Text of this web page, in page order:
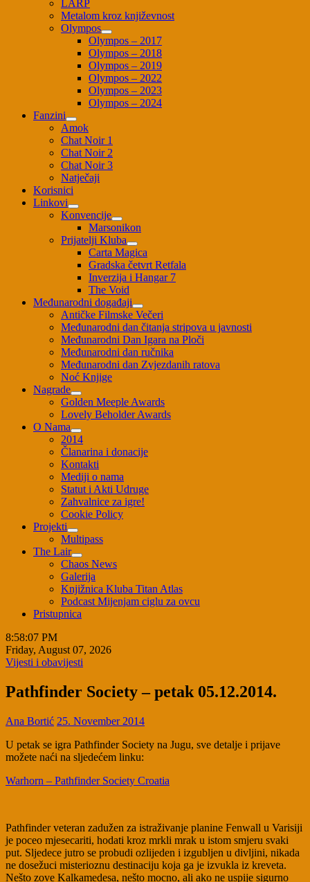
LARP
Metalom kroz književnost
Olympos
Olympos – 2017
Olympos – 2018
Olympos – 2019
Olympos – 2022
Olympos – 2023
Olympos – 2024
Fanzini
Amok
Chat Noir 1
Chat Noir 2
Chat Noir 3
Natječaji
Korisnici
Linkovi
Konvencije
Marsonikon
Prijatelji Kluba
Carta Magica
Gradska četvrt Retfala
Inverzija i Hangar 7
The Void
Međunarodni događaji
Antičke Filmske Večeri
Međunarodni dan čitanja stripova u javnosti
Međunarodni Dan Igara na Ploči
Međunarodni dan ručnika
Međunarodni dan Zvjezdanih ratova
Noć Knjige
Nagrade
Golden Meeple Awards
Lovely Beholder Awards
O Nama
2014
Članarina i donacije
Kontakti
Mediji o nama
Statut i Akti Udruge
Zahvalnice za igre!
Cookie Policy
Projekti
Multipass
The Lair
Chaos News
Galerija
Knjižnica Kluba Titan Atlas
Podcast Mijenjam ciglu za ovcu
Pristupnica
8:58:08 PM
Friday, August 07, 2026
Vijesti i obavijesti
Pathfinder Society – petak 05.12.2014.
Ana Bortić 25. November 2014
U petak se igra Pathfinder Society na Jugu, sve detalje i prijave
možete naći na sljedećem linku:
Warhorn – Pathfinder Society Croatia
Pathfinder veteran zadužen za istraživanje planine Fenwall u Varisiji
je poceo mjesecariti, hodati kroz mrkli mrak u istom smjeru svaki
put. Sljedece jutro se probudi ozlijeden i izgubljen u divljini, nikada
ne dosežuci misterioznu destinaciju koja ga je izvukla iz kreveta.
Nešto zove Kalkamedesa, nešto mocno, ali ako ne uspije sigurno